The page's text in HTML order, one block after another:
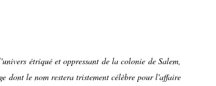
étriqué et oppressant de la colonie de Salem,
dont le nom restera tristement célèbre pour l'affaire